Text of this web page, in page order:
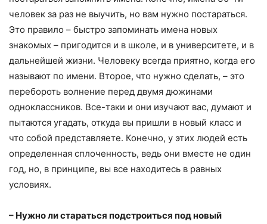
человек за раз не выучить, но вам нужно постараться.
Это правило – быстро запоминать имена новых
знакомых – пригодится и в школе, и в университете, и в
дальнейшей жизни. Человеку всегда приятно, когда его
называют по имени. Второе, что нужно сделать, – это
перебороть волнение перед двумя дюжинами
одноклассников. Все-таки и они изучают вас, думают и
пытаются угадать, откуда вы пришли в новый класс и
что собой представляете. Конечно, у этих людей есть
определенная сплоченность, ведь они вместе не один
год, но, в принципе, вы все находитесь в равных
условиях.
– Нужно ли стараться подстроиться под новый